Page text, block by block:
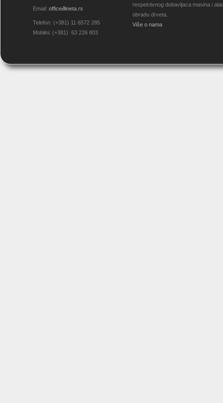
Email: office∂lineta.rs
Telefon: (+381) 11 6572 285
Mobilni: (+381) 63 226 803
respektivnog dobavljaca masina i
obradu drveta.
Više o nama